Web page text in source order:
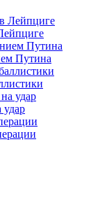
Путина
удар